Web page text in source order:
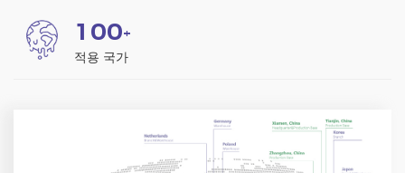
1 00+
적용 국가